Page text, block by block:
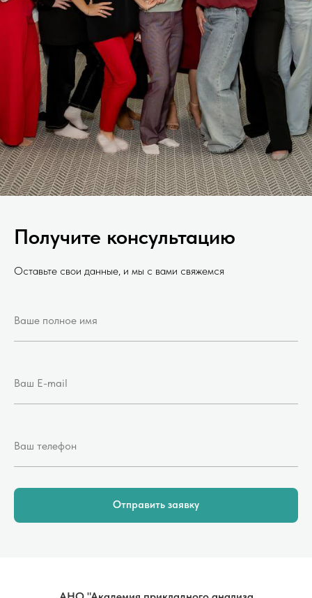
Получите консультацию
Оставьте свои данные, и мы с вами свяжемся
Отправить заявку